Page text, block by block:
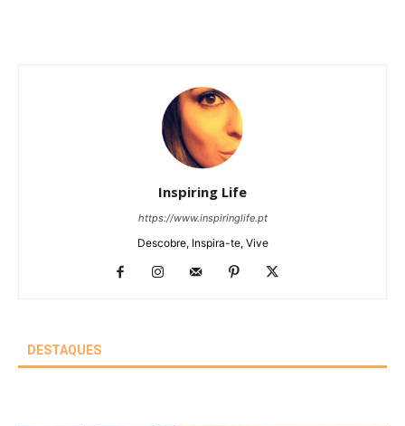
Inspiring Life
https://www.inspiringlife.pt
Descobre, Inspira-te, Vive
DESTAQUES